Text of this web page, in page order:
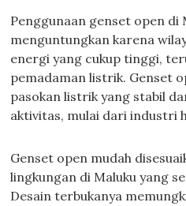
Penggunaan genset open di
menguntungkan karena
energi yang cukup tinggi,
pemadaman listrik. Genset
pasokan listrik yang stabil
aktivitas, mulai dari industri
Genset open mudah
lingkungan di Maluku yang
Desain terbukanya